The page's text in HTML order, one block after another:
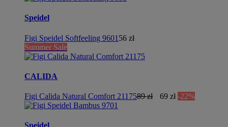
Speidel
Figi Speidel Softfeeling 9601 56 zł
Summer Sale
CALIDA
Figi Calida Natural Comfort 2117589 zł 69 zł -22%